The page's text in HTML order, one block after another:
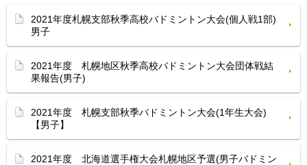
2021年度札幌支部秋季高校バドミントン大会(個人戦1部)
男子
2021年度 札幌地区秋季高校バドミントン大会団体戦結
果報告(男子)
2021年度 札幌支部秋季バドミントン大会(1年生大会)
【男子】
2021年度 北海道選手権大会札幌地区予選(男子バドミン